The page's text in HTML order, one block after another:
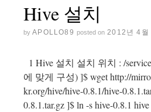
Hive 설치
by APOLLO89 posted on 2012년 4월
1 Hive 설치 설치 위치 : /
에 맞게 구성) ]$ wget http://
kr.org/hive/hive-0.8.1/hive-
0.8.1.tar.gz ]$ ln -s hive-0.8.1